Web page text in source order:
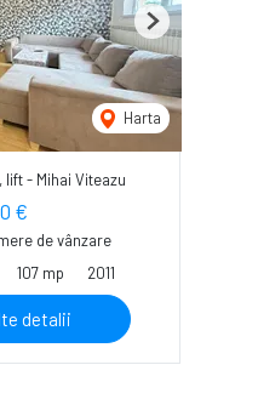
Harta
Next
- Mihai Viteazu
€
de vânzare
107 mp 2011
detalii